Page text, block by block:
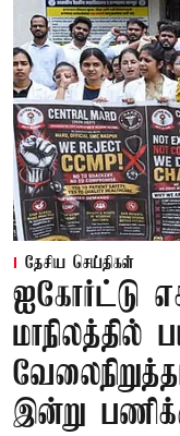
தேசிய செய்திகள்
ஐகோர்ட்டு
மாநிலத்தில்
இன்று